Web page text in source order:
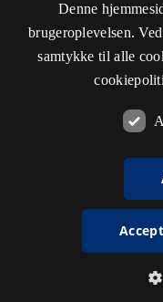
Denne
brugeroplevelsen.
samtykke til alle